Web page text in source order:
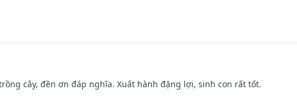
cây, đền ơn đáp nghĩa. Xuất hành đặng lợi, sinh con rất tốt.